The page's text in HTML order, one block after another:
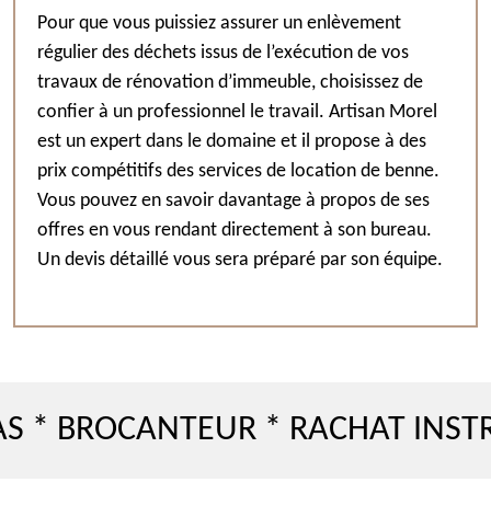
Pour que vous puissiez assurer un enlèvement
régulier des déchets issus de l’exécution de vos
travaux de rénovation d’immeuble, choisissez de
confier à un professionnel le travail. Artisan Morel
est un expert dans le domaine et il propose à des
prix compétitifs des services de location de benne.
Vous pouvez en savoir davantage à propos de ses
offres en vous rendant directement à son bureau.
Un devis détaillé vous sera préparé par son équipe.
* RACHAT